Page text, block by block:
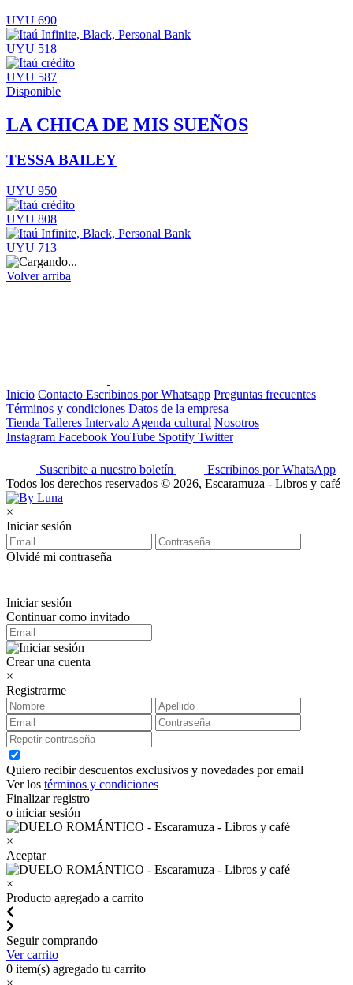
UYU 690
UYU 518
UYU 587
Disponible
LA CHICA DE MIS SUEÑOS
TESSA BAILEY
UYU 950
UYU 808
UYU 713
Volver arriba
Inicio Contacto Escribinos por Whatsapp Preguntas frecuentes
Términos y condiciones Datos de la empresa
Tienda Talleres Intervalo Agenda cultural Nosotros
Instagram FacebookYouTube Spotify Twitter
Suscribite a nuestro boletín
Escribinos por WhatsApp
Todos los derechos reservados © 2026, Escaramuza - Libros y café
×
Iniciar sesión
Olvidé mi contraseña
Iniciar sesión
Continuar como invitado
Crear una cuenta
×
Registrarme
Quiero recibir descuentos exclusivos y novedades por email
Ver los términos y condiciones
Finalizar registro
o iniciar sesión
×
Aceptar
×
Producto agregado a carrito
Seguir comprando
Ver carrito
0 item(s) agregado tu carrito